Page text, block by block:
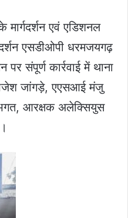
एवं एडिशनल
एसडीओपी धरमजयगढ़
पर संपूर्ण कार्रवाई में थाना
जांगड़े, एएसआई मंजु
आरक्षक अलेक्सियुस